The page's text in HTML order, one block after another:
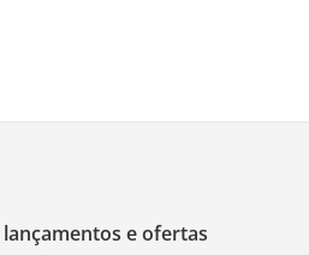
e ofertas